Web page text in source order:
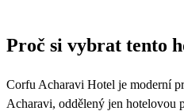
26
Proč si vybrat tento
Corfu Acharavi Hotel je moderní
Acharavi, oddělený jen hotelovou